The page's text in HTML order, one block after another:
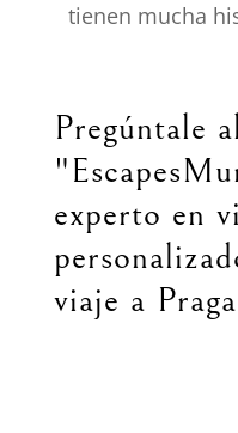
tienen mucha
Pregúntale
experto en
viaje a Praga